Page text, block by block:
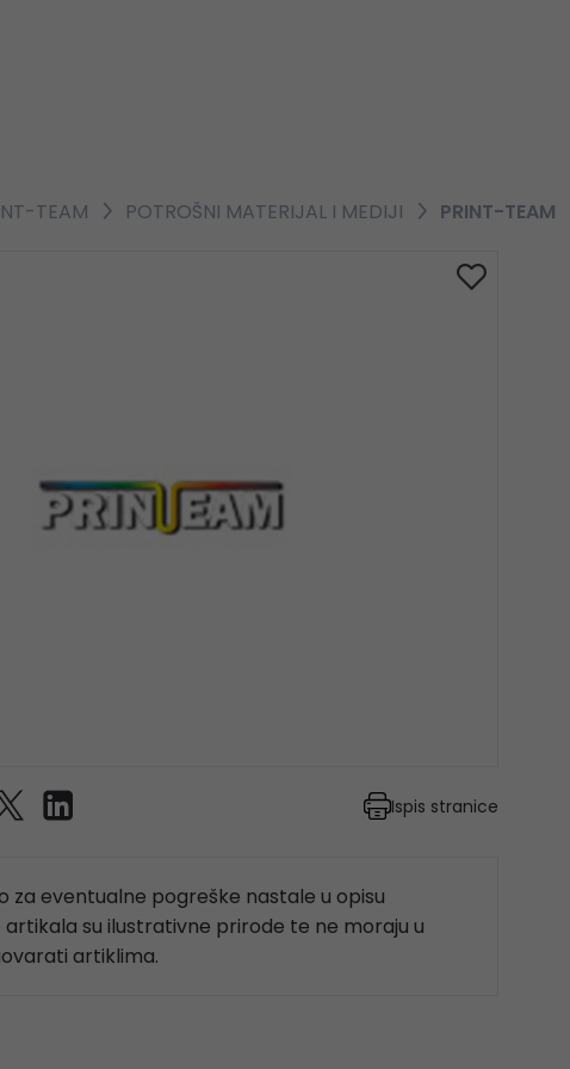
TEAM POTROŠNI MATERIJAL I MEDIJI PRINT-TEAM
Ispis stranice
za eventualne pogreške nastale u opisu
artikala su ilustrativne prirode te ne moraju u
artiklima.